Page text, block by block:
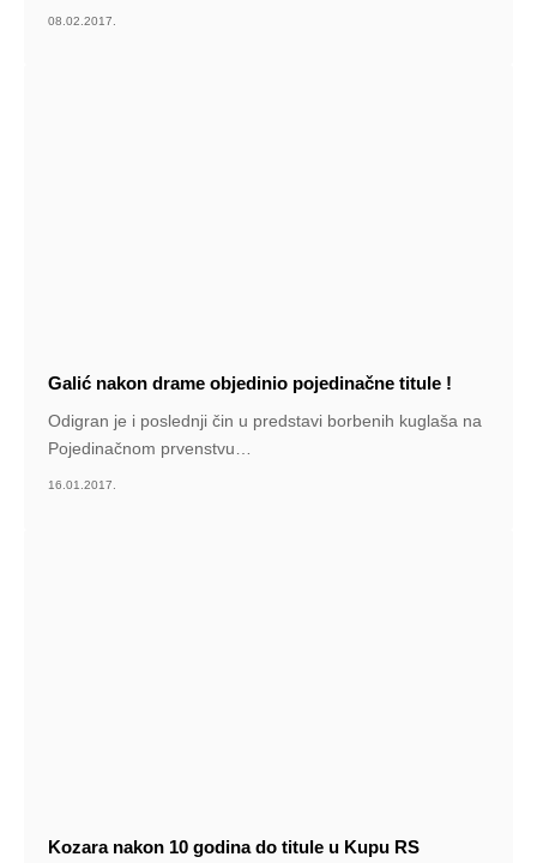
08.02.2017.
Galić nakon drame objedinio pojedinačne titule !
Odigran je i poslednji čin u predstavi borbenih kuglaša na
Pojedinačnom prvenstvu
16.01.2017.
Kozara nakon 10 godina do titule u Kupu RS